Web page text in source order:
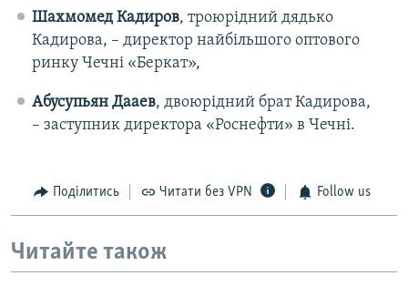
Шахмомед Кадиров, троюрідний дядько
Кадирова, – директор найбільшого оптового
ринку Чечні «Беркат»,
Абусупьян Дааев, двоюрідний брат Кадирова,
– заступник директора «Роснефти» в Чечні.
Поділитись Читати без VPN Follow us
Читайте також